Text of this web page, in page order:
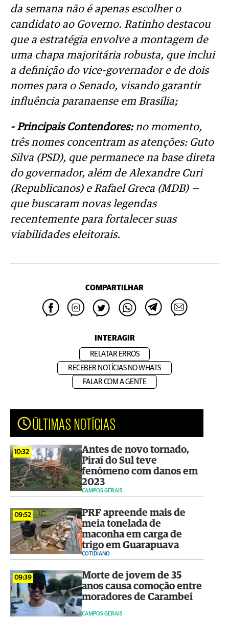
da semana não é apenas escolher o
candidato ao Governo. Ratinho destacou
que a estratégia envolve a montagem de
uma chapa majoritária robusta, que inclui
a definição do vice-governador e de dois
nomes para o Senado, visando garantir
influência paranaense em Brasília;
- Principais Contendores:no momento,
três nomes concentram as atenções: Guto
Silva (PSD), que permanece na base direta
do governador, além de Alexandre Curi
(Republicanos) e Rafael Greca (MDB) —
que buscaram novas legendas
recentemente para fortalecer suas
viabilidades eleitorais.
COMPARTILHAR
INTERAGIR
RELATAR ERROS
RECEBER NOTÍCIAS NO WHATS
FALAR COM A GENTE
ÚLTIMAS NOTÍCIAS
10:32
Antes de novo tornado,
Piraí do Sul teve
fenômeno com danos em
2023
CAMPOS GERAIS
09:52
PRF apreende mais de
meia tonelada de
maconha em carga de
trigo em Guarapuava
COTIDIANO
09:39
Morte de jovem de 35
anos causa comoção entre
moradores de Carambeí
CAMPOS GERAIS